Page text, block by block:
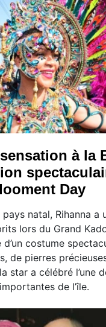
à la
Day
natal, Rihanna a
lors du Grand
costume
de pierres
star a célébré l’une
de l’île.